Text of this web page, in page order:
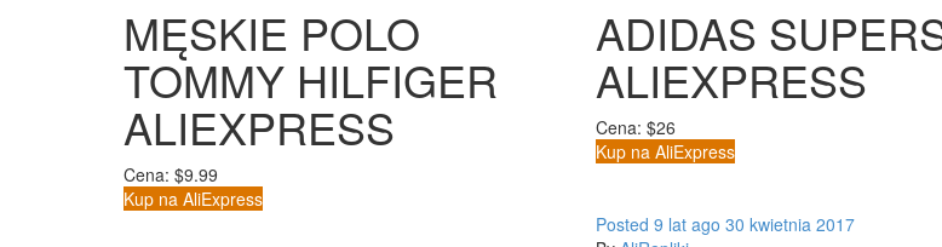
MĘSKIE POLO
TOMMY HILFIGER
ALIEXPRESS
Cena: $9.99
Kup na AliExpress
ADIDAS
ALIEXPRESS
Cena: $26
Kup na AliExpress
Posted 9 lat ago 30 kwietnia 2017